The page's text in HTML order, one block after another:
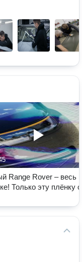
Range Rover – весь в
Только эту плёнку с